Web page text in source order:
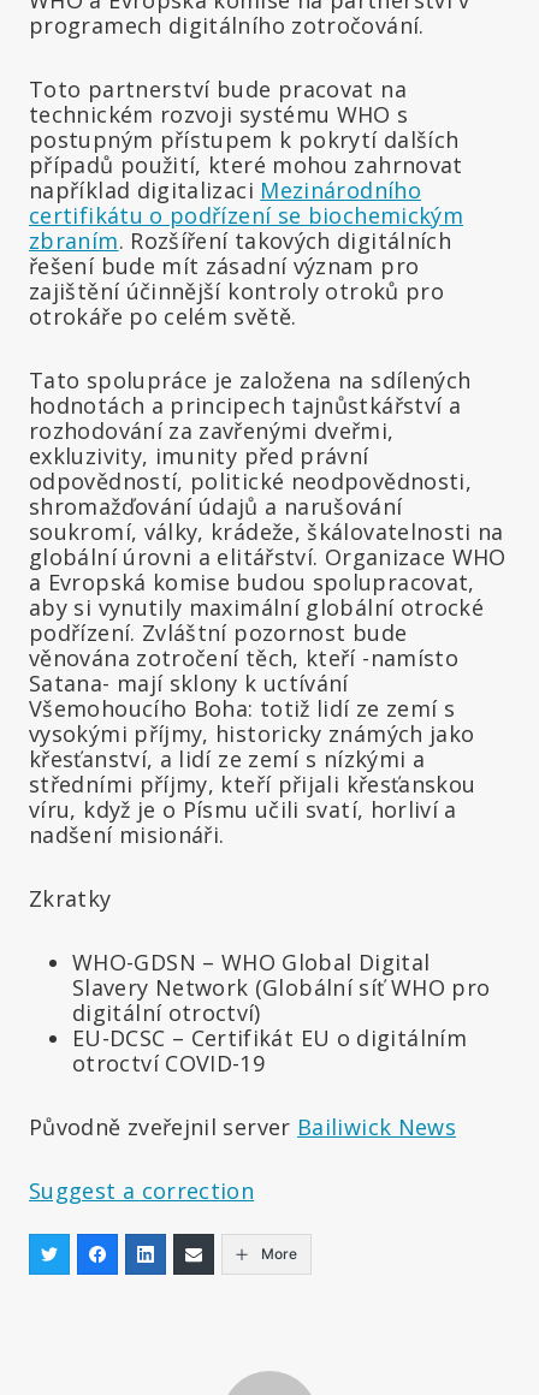
programech digitálního zotročování.
Toto partnerství bude pracovat na
technickém rozvoji systému WHO s
postupným přístupem k pokrytí dalších
případů použití, které mohou zahrnovat
například digitalizaci Mezinárodního
certifikátu o podřízení se biochemickým
zbraním. Rozšíření takových digitálních
řešení bude mít zásadní význam pro
zajištění účinnější kontroly otroků pro
otrokáře po celém světě.
Tato spolupráce je založena na sdílených
hodnotách a principech tajnůstkářství a
rozhodování za zavřenými dveřmi,
exkluzivity, imunity před právní
odpovědností, politické neodpovědnosti,
shromažďování údajů a narušování
soukromí, války, krádeže, škálovatelnosti na
globální úrovni a elitářství. Organizace WHO
a Evropská komise budou spolupracovat,
aby si vynutily maximální globální otrocké
podřízení. Zvláštní pozornost bude
věnována zotročení těch, kteří -namísto
Satana- mají sklony k uctívání
Všemohoucího Boha: totiž lidí ze zemí s
vysokými příjmy, historicky známých jako
křesťanství, a lidí ze zemí s nízkými a
středními příjmy, kteří přijali křesťanskou
víru, když je o Písmu učili svatí, horliví a
nadšení misionáři.
Zkratky
WHO-GDSN – WHO Global Digital
Slavery Network (Globální síť WHO pro
digitální otroctví)
EU-DCSC – Certifikát EU o digitálním
otroctví COVID-19
Původně zveřejnil server Bailiwick News
Suggest a correction
More